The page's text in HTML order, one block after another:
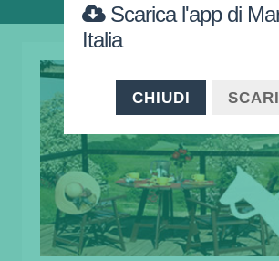
Scarica l'app di
Italia
CHIUDI